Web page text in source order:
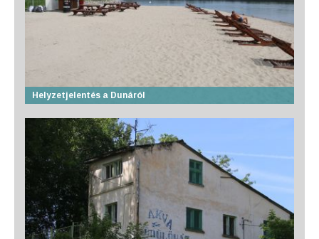
Helyzetjelentés a Dunáról